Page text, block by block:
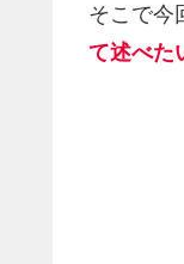
そこで今
て述べた